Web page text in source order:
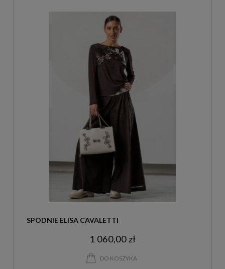
SPODNIE ELISA CAVALETTI
1 060,00 zł
DO KOSZYKA